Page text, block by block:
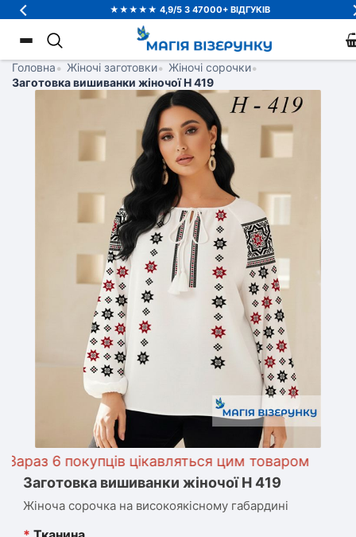
★★★★★ 4,9/5 З 47000+ ВІДГУКІВ
Головна• Жіночі заготовки• Жіночі сорочки•
Заготовка вишиванки жіночої Н 419
6 покупців цікавляться цим товаром
Заготовка вишиванки жіночої Н 419
Жіноча сорочка на високоякісному габардині